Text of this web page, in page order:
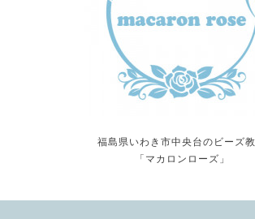
福島県いわき市中央台のビーズ
「マカロンローズ」